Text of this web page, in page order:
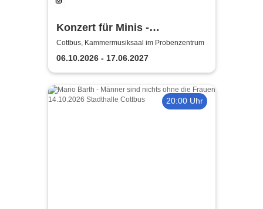
Konzert für Minis -
Staatstheater Cottbus
Cottbus, Kammermusiksaal im Probenzentrum
06.10.2026 - 17.06.2027
20:00 Uhr